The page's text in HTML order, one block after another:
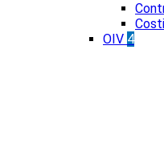
OIV 4